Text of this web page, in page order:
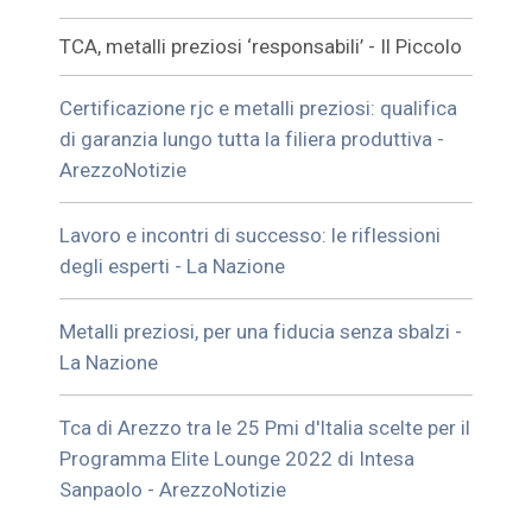
TCA, metalli preziosi ‘responsabili’ - Il Piccolo
Certificazione rjc e metalli preziosi: qualifica
di garanzia lungo tutta la filiera produttiva -
ArezzoNotizie
Lavoro e incontri di successo: le riflessioni
degli esperti - La Nazione
Metalli preziosi, per una fiducia senza sbalzi -
La Nazione
Tca di Arezzo tra le 25 Pmi d'Italia scelte per il
Programma Elite Lounge 2022 di Intesa
Sanpaolo - ArezzoNotizie